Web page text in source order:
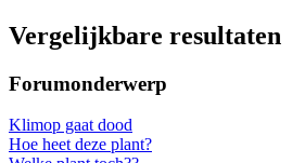
Vergelijkbare resultaten
Forumonderwerp
Klimop gaat dood
Hoe heet deze plant?